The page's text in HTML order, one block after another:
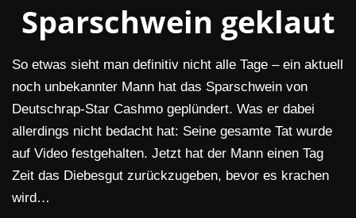
Sparschwein geklaut
So etwas sieht man definitiv nicht alle Tage – ein aktuell
noch unbekannter Mann hat das Sparschwein von
Deutschrap-Star Cashmo geplündert. Was er dabei
allerdings nicht bedacht hat: Seine gesamte Tat wurde
auf Video festgehalten. Jetzt hat der Mann einen Tag
Zeit das Diebesgut zurückzugeben, bevor es krachen
wird…